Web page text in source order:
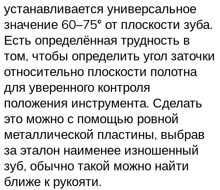
устанавливается универсальное
значение 60–75° от плоскости зуба.
Есть определённая трудность в
том, чтобы определить угол заточки
относительно плоскости полотна
для уверенного контроля
положения инструмента. Сделать
это можно с помощью ровной
металлической пластины, выбрав
за эталон наименее изношенный
зуб, обычно такой можно найти
ближе к рукояти.